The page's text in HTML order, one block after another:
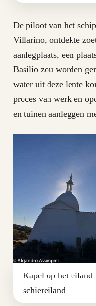
De piloot van het
Villarino, ontdekte
aanlegplaats, een
Basilio zou worden
water uit deze lente
proces van werk en
en tuinen aanleggen
Kapel op het eiland
schiereiland